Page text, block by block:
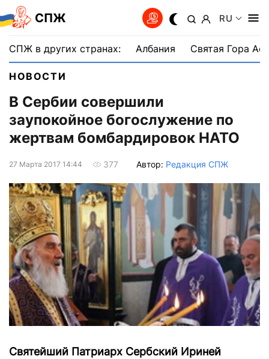
СПЖ RU
СПЖ в других странах: Албания Святая Гора
НОВОСТИ
В Сербии совершили
заупокойное богослужение по
жертвам бомбардировок НАТО
27 Марта 2017 14:44 377 Автор: Редакция СПЖ
Святейший Патриарх Сербский Ириней